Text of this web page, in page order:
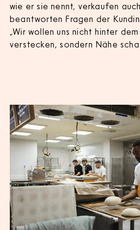
wie er sie nennt, verkaufen
beantworten Fragen der
„Wir wollen uns nicht hinter
verstecken, sondern Nähe